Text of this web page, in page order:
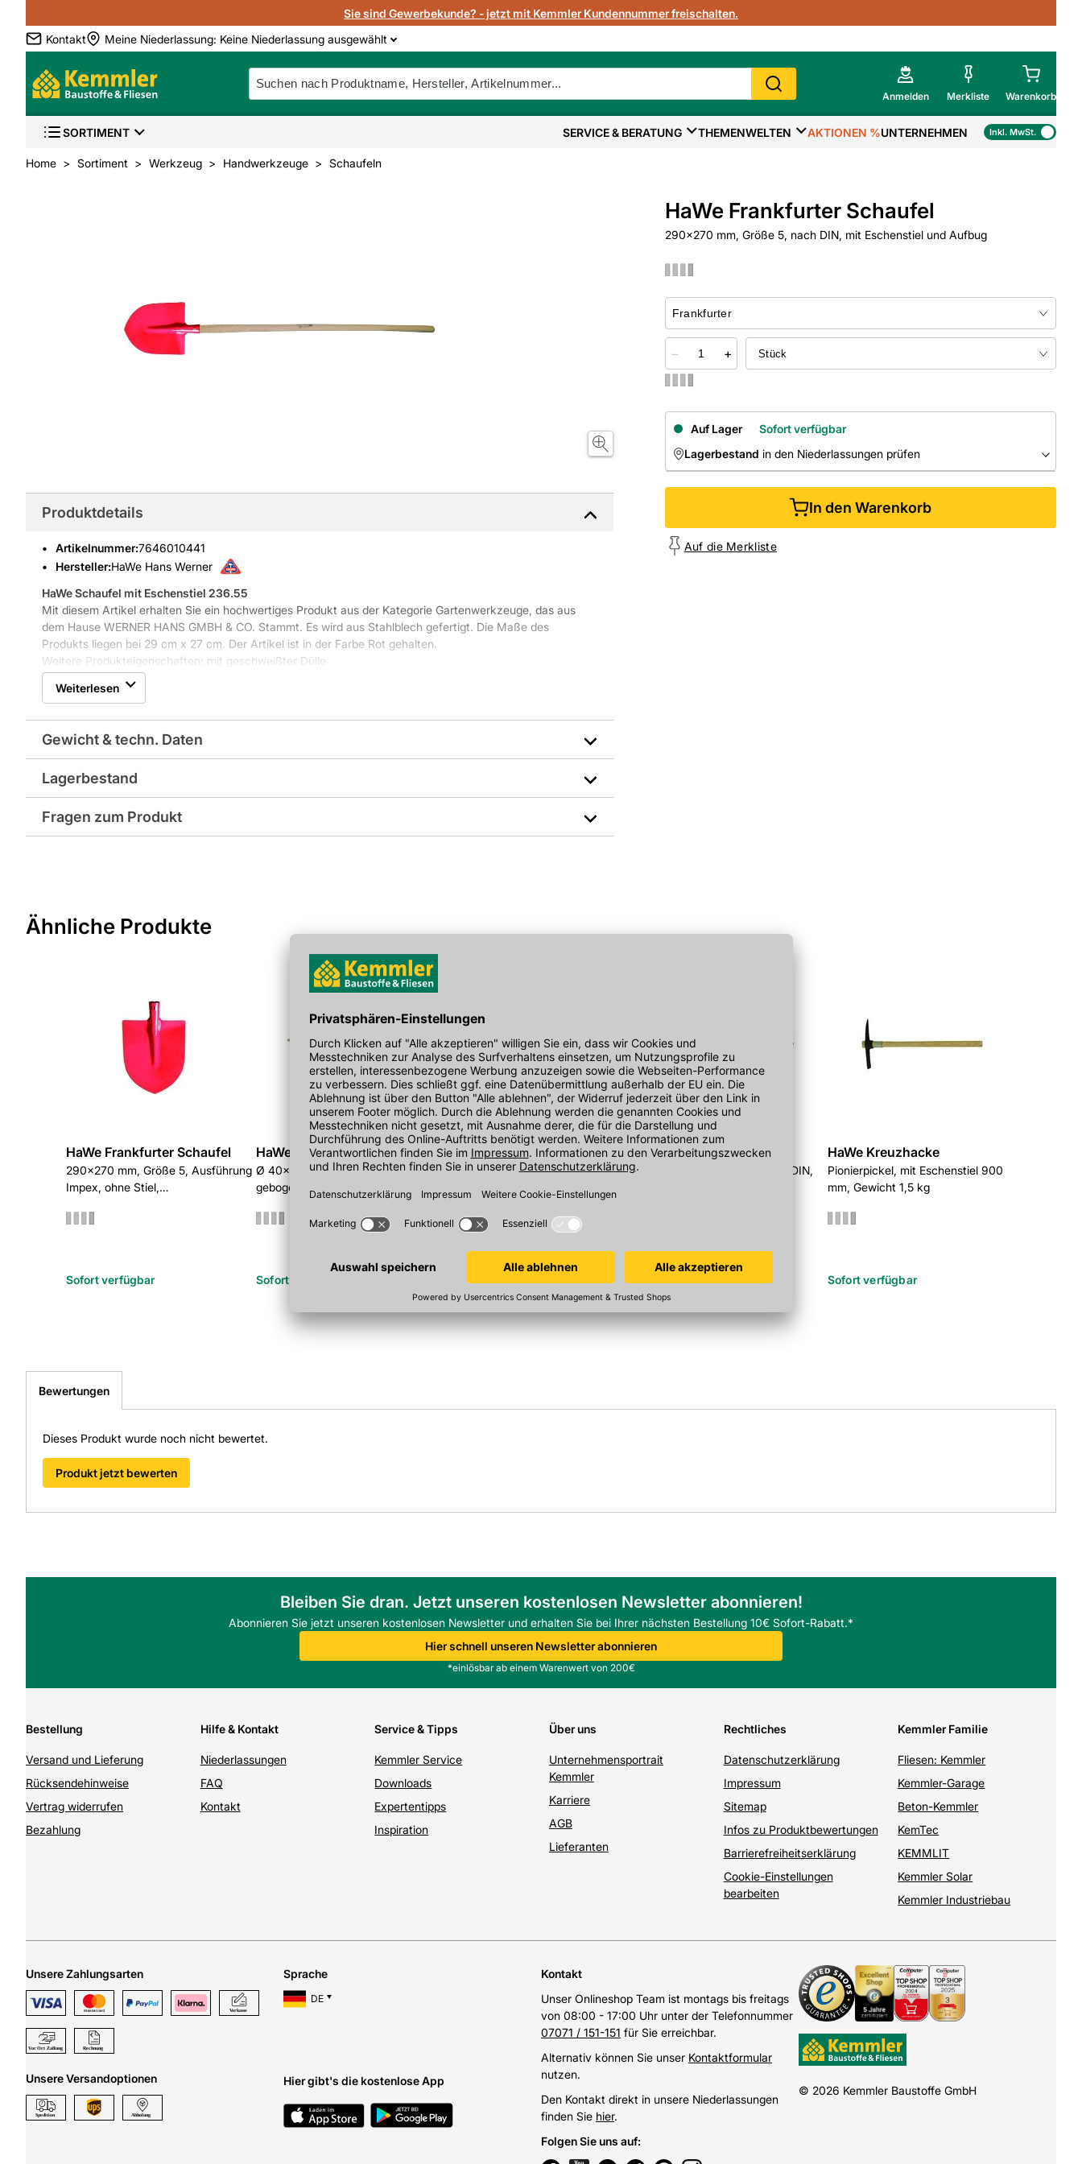
Sie sind Gewerbekunde? - jetzt mit Kemmler Kundennummer freischalten.
Kontakt
Meine Niederlassung: Keine Niederlassung ausgewählt
Anmelden Merkliste Warenkorb
Mein Warenkorb
Zur Kasse
SORTIMENT SERVICE & BERATUNG THEMENWELTEN AKTIONEN %UNTERNEHMEN Inkl. MwSt.
Home Sortiment Werkzeug Handwerkzeuge Schaufeln
HaWe Frankfurter Schaufel
290x270 mm, Größe 5, nach DIN, mit Eschenstiel und Aufbug
− +
Auf Lager
Sofort verfügbar
Lagerbestand in den Niederlassungen prüfen
NIEDERLASSUNGEN
In den Warenkorb
Auf die Merkliste
Produktdetails
Artikelnummer:7646010441
Hersteller:HaWe Hans Werner
HaWe Schaufel mit Eschenstiel 236.55
Mit diesem Artikel erhalten Sie ein hochwertiges Produkt aus der Kategorie Gartenwerkzeuge, das aus
dem Hause WERNER HANS GMBH & CO. Stammt. Es wird aus Stahlblech gefertigt. Die Maße des
Produkts liegen bei 29 cm x 27 cm. Der Artikel ist in der Farbe Rot gehalten.
Weitere Produkteigenschaften: mit geschweißter Dülle
Weiterlesen
Gewicht & techn. Daten
Abmessungen in mm: 290x270
Format: 27 x 29 cm
Lagerbestand
Fragen zum Produkt
Ähnliche Produkte
HaWe Frankfurter Schaufel
290x270 mm, Größe 5, Ausführung
Impex, ohne Stiel,
Sofort verfügbar
HaWe Schaufelstiel DIN 20151
Ø 40x1300 mm, Standard normal
gebogen, Esche geschliffen
Sofort verfügbar
HaWe Spaten
850x285x185 mm, Bauspaten
Sofort verfügbar
HaWe Hosteiner Schaufel
270x270 mm, Größe 2, nach DIN,
In 2 Varianten
HaWe Kreuzhacke
Pionierpickel, mit Eschenstiel 900
mm, Gewicht 1,5 kg
Sofort verfügbar
Bewertungen
Dieses Produkt wurde noch nicht bewertet.
Produkt jetzt bewerten
Bleiben Sie dran. Jetzt unseren kostenlosen Newsletter abonnieren!
Abonnieren Sie jetzt unseren kostenlosen Newsletter und erhalten Sie bei Ihrer nächsten Bestellung 10€ Sofort-Rabatt.*
Hier schnell unseren Newsletter abonnieren
*einlösbar ab einem Warenwert von 200€
Bestellung
Versand und Lieferung
Rücksendehinweise
Vertrag widerrufen
Bezahlung
Hilfe & Kontakt
Niederlassungen
FAQ
Kontakt
Service & Tipps
Kemmler Service
Downloads
Expertentipps
Inspiration
Über uns
Unternehmensportrait
Kemmler
Karriere
AGB
Lieferanten
Rechtliches
Datenschutzerklärung
Impressum
Sitemap
Infos zu Produktbewertungen
Barrierefreiheitserklärung
Cookie-Einstellungen
bearbeiten
Kemmler Familie
Fliesen: Kemmler
Kemmler-Garage
Beton-Kemmler
KemTec
KEMMLIT
Kemmler Solar
Kemmler Industriebau
Unsere Zahlungsarten
Unsere Versandoptionen
Sprache
DE
Hier gibt's die kostenlose App
Kontakt
Unser Onlineshop Team ist montags bis freitags
von 08:00 - 17:00 Uhr unter der Telefonnummer
07071 / 151-151 für Sie erreichbar.
Alternativ können Sie unser Kontaktformular
nutzen.
Den Kontakt direkt in unsere Niederlassungen
finden Sie hier.
Folgen Sie uns auf:
© 2026 Kemmler Baustoffe GmbH